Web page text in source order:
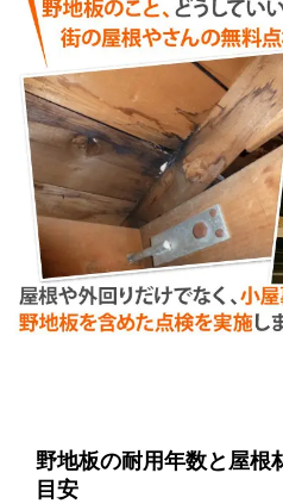
野地板の耐用年数と屋根
目安